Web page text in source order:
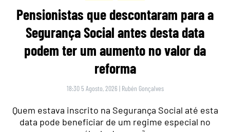
Pensionistas que descontaram para a
Segurança Social antes desta data
podem ter um aumento no valor da
reforma
18:30 5 Agosto, 2026 | Rubén Gonçalves
Quem estava inscrito na Segurança Social até esta
data pode beneficiar de um regime especial no